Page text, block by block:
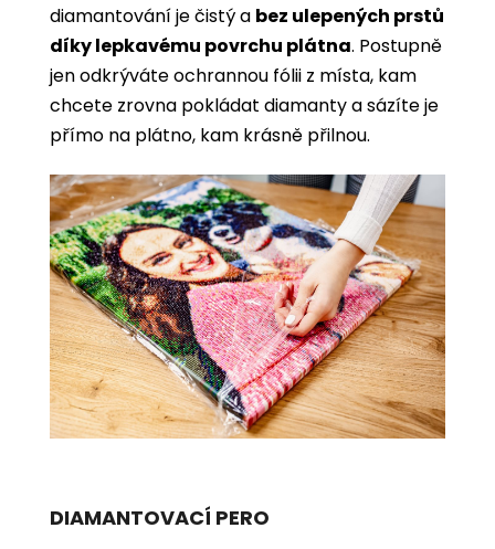
diamantování je čistý a bez ulepených prstů
díky lepkavému povrchu plátna. Postupně
jen odkrýváte ochrannou fólii z místa, kam
chcete zrovna pokládat diamanty a sázíte je
přímo na plátno, kam krásně přilnou.
DIAMANTOVACÍ PERO